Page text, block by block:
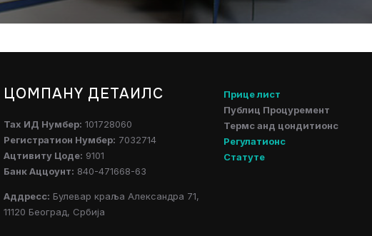
ЦОМПАНY ДЕТАИЛС
Таx ИД Нумбер: 101728060
Регистратион Нумбер: 7032714
Ацтивитy Цоде: 9101
Банк Аццоунт: 840-471668-63
Аддресс: Булевар краља Александра 71,
11120 Београд, Србија
Прице лист
Публиц Процуремент
Термс анд цондитионс
Регулатионс
Статуте